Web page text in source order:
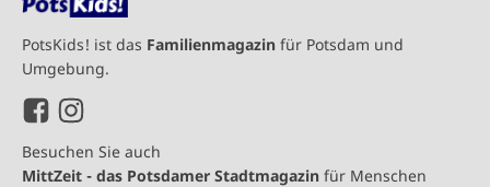
PotsKids! ist das Familienmagazin für Potsdam und
Umgebung.
Besuchen Sie auch
MittZeit - das Potsdamer Stadtmagazin für Menschen